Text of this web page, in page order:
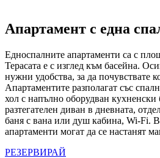
Апартамент с една
Едноспалните апартаменти са с
Терасата е с изглед към басейна.
нужни удобства, за да почувствате
Апартаментите разполагат със
хол с напълно оборудван кухненски
разтегателен диван в дневната,
баня с вана или душ кабина, Wi-Fi.
апартаменти могат да се настанят
РЕЗЕРВИРАЙ